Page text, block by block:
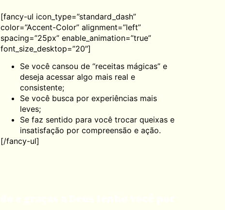
[fancy-ul icon_type=”standard_dash”
color=”Accent-Color” alignment=”left”
spacing=”25px” enable_animation=”true”
font_size_desktop=”20″]
Se você cansou de “receitas mágicas” e
deseja acessar algo mais real e
consistente;
Se você busca por experiências mais
leves;
Se faz sentido para você trocar queixas e
insatisfação por compreensão e ação.
[/fancy-ul]